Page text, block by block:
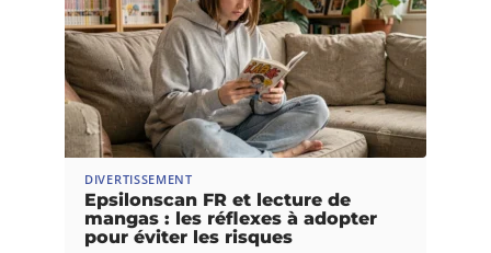
DIVERTISSEMENT
Epsilonscan FR et lecture de
mangas : les réflexes à adopter
pour éviter les risques